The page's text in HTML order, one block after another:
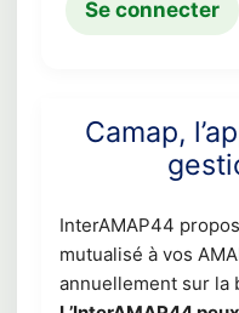
Camap,
InterAMAP44
mutualisé à vos
annuellement sur la